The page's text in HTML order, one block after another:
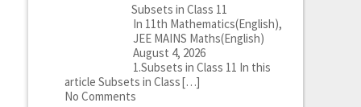
Subsets in Class 11
In 11th Mathematics(English),
JEE MAINS Maths(English)
August 4, 2026
1.Subsets in Class 11 In this
article Subsets in Class[…]
No Comments